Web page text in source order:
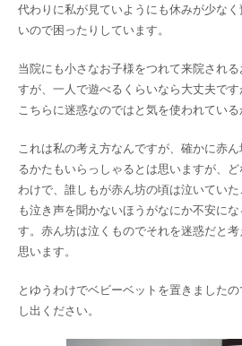
代わりに私が見ていようにも休みが少な
いので困ったりしています。
当院にも小さなお子様をつれて来院され
すが、一人で遊べるくらいなら大丈夫で
こちらに迷惑なのではと気を使われている
これは私の考え方なんですが、確かに赤
るかたもいらっしゃるとは思いますが、
わけで、誰しもが赤ん坊の頃は泣いてい
も泣き声を聞かないほうがなにか不安に
す。赤ん坊は泣くものでそれを迷惑だと
思います。
とゆうわけでベビーベットを置きました
し出ください。